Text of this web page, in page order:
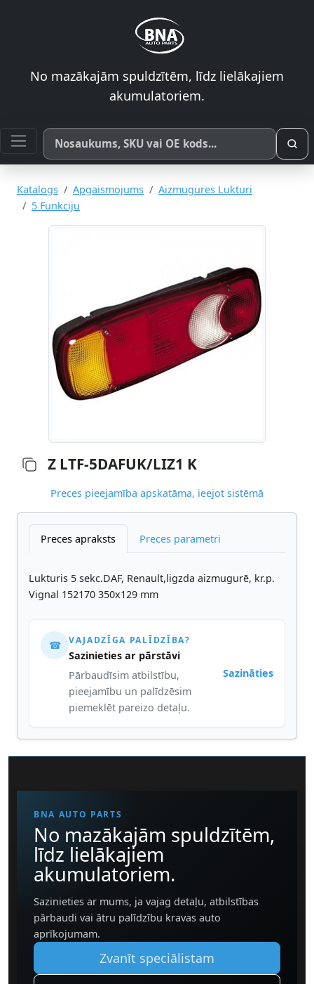
No mazākajām spuldzītēm, līdz lielākajiem
akumulatoriem.
Meklēt pēc produkta nosaukuma, SKU vai OE koda
Katalogs Apgaismojums
Aizmugures Lukturi
5 Funkciju
Z LTF-5DAFUK/LIZ1 K
Preces pieejamība apskatāma, ieejot sistēmā
Preces apraksts Preces parametri
Lukturis 5 sekc.DAF, Renault,ligzda aizmugurē, kr.p.
Vignal 152170 350x129 mm
☎ VAJADZĪGA PALĪDZĪBA?
Sazinieties ar pārstāvi
Pārbaudīsim atbilstību,
pieejamību un palīdzēsim
piemeklēt pareizo detaļu.
Sazināties
BNA AUTO PARTS
No mazākajām spuldzītēm,
līdz lielākajiem
akumulatoriem.
Sazinieties ar mums, ja vajag detaļu, atbilstības
pārbaudi vai ātru palīdzību kravas auto
aprīkojumam.
Zvanīt speciālistam